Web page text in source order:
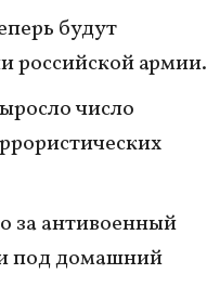
будут
российской армии.
число
за антивоенный
под домашний